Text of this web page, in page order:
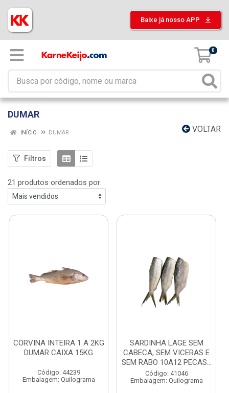
Baixe já nosso APP
0
DUMAR
VOLTAR
INÍCIO DUMAR
Filtros
21 produtos ordenados por:
CORVINA INTEIRA 1 A 2KG
DUMAR CAIXA 15KG
Código: 44239
Embalagem: Quilograma
SARDINHA LAGE SEM
CABECA, SEM VICERAS E
SEM RABO 10A12 PECAS...
Código: 41046
Embalagem: Quilograma